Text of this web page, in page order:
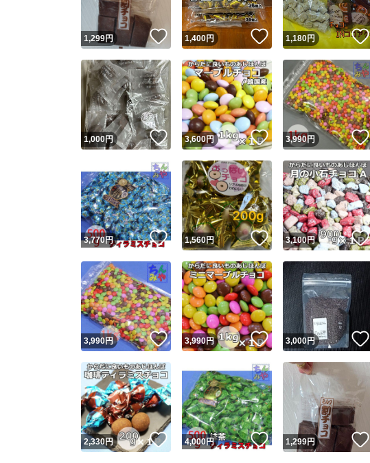
スピード＆安心発送
スピード発送
安心発送
1,299円 いいね！
1,400円 いいね！
1,180円
1,000円 いいね！
3,600円 いいね！
3,990円
3,770円 いいね！
1,560円 いいね！
3,100円
3,990円 いいね！
3,990円 いいね！
3,000円
2,330円 いいね！
4,000円 いいね！
1,299円